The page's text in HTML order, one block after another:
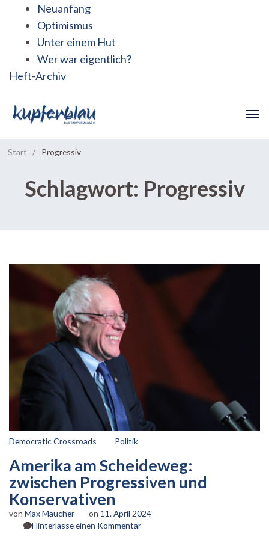
Neuanfang
Optimismus
Unter einem Hut
Wer war eigentlich?
Heft-Archiv
Start / Progressiv
Schlagwort: Progressiv
Democratic Crossroads Politik
Amerika am Scheideweg:
zwischen Progressiven und
Konservativen
von Max Maucher on 11. April 2024
Hinterlasse einen Kommentarzu